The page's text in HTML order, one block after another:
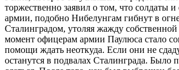
торжественно заявил о том, что солдаты
армии, подобно Нибелунгам гибнут в
Сталинградом, утоляя жажду
момент офицерам армии Паулюса стало
помощи ждать неоткуда. Если они не
останутся в подвалах Сталинграда. Было